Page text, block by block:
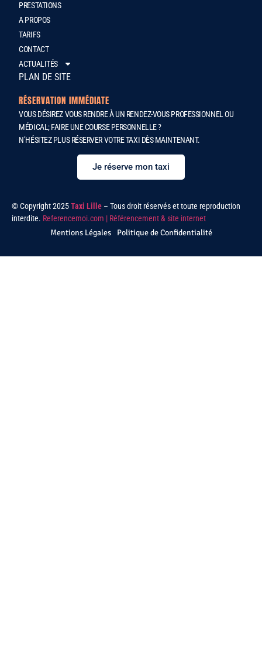
PRESTATIONS
A PROPOS
TARIFS
CONTACT
ACTUALITÉS
PLAN DE SITE
RÉSERVATION IMMÉDIATE
VOUS DÉSIREZ VOUS RENDRE À UN RENDEZ-VOUS PROFESSIONNEL OU
MÉDICAL; FAIRE UNE COURSE PERSONNELLE ?
N’HÉSITEZ PLUS RÉSERVER VOTRE TAXI DÈS MAINTENANT.
Je réserve mon taxi
© Copyright 2025Taxi Lille – Tous droit réservés et toute reproduction
interdite. Referencemoi.com | Référencement & site internet
Mentions Légales Politique de Confidentialité